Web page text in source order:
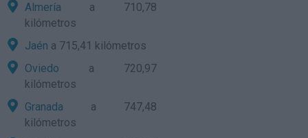
Almería a 710,78
kilómetros
Jaén a 715,41 kilómetros
Oviedo a 720,97
kilómetros
Granada a 747,48
kilómetros